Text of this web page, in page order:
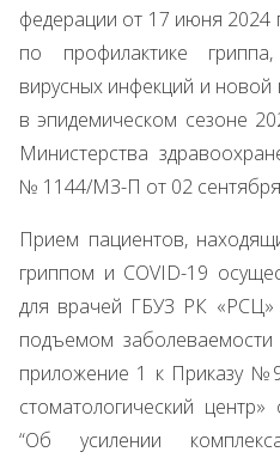
федерации от 17 июня
по профилактике
вирусных инфекций и
в эпидемическом сезоне
Министерства
№ 1144/МЗ-П от 02 сентября
Прием пациентов,
гриппом и COVID-19
для врачей ГБУЗ РК «РСЦ»
подъемом
приложение 1 к Приказу
стоматологический
“Об усилении